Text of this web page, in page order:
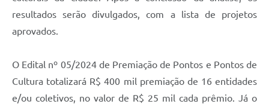
resultados serão divulgados, com a lista de projetos
aprovados.
O Edital nº 05/2024 de Premiação de Pontos e Pontos de
Cultura totalizará R$ 400 mil premiação de 16 entidades
e/ou coletivos, no valor de R$ 25 mil cada prêmio. Já o